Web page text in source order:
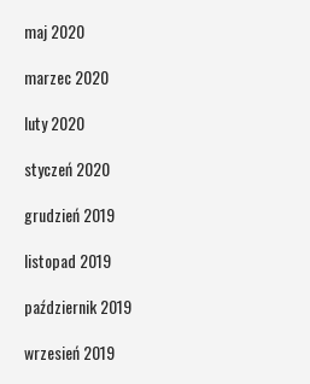
maj 2020
marzec 2020
luty 2020
styczeń 2020
grudzień 2019
listopad 2019
październik 2019
wrzesień 2019